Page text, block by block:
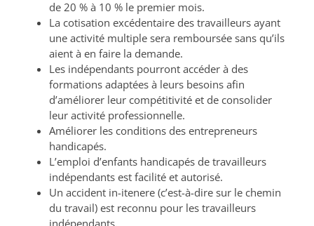
de 20 % à 10 % le premier mois.
La cotisation excédentaire des travailleurs ayant
une activité multiple sera remboursée sans qu’ils
aient à en faire la demande.
Les indépendants pourront accéder à des
formations adaptées à leurs besoins afin
d’améliorer leur compétitivité et de consolider
leur activité professionnelle.
Améliorer les conditions des entrepreneurs
handicapés.
L’emploi d’enfants handicapés de travailleurs
indépendants est facilité et autorisé.
Un accident in-itenere (c’est-à-dire sur le chemin
du travail) est reconnu pour les travailleurs